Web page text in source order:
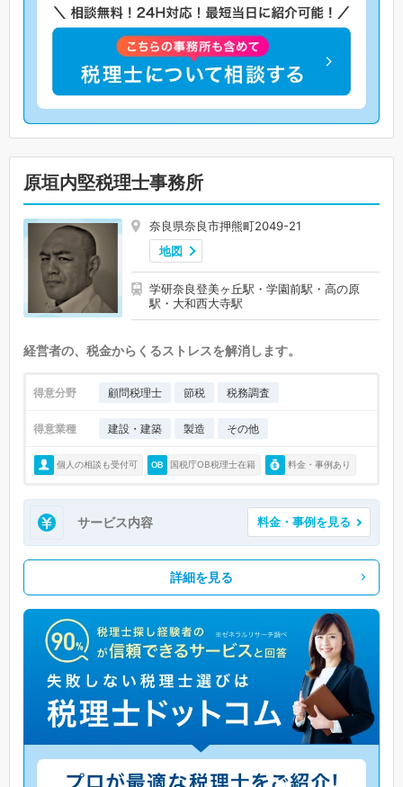
原垣内堅税理士事務所
奈良県奈良市押熊町2049-21
地図
学研奈良登美ヶ丘駅・学園前駅・高の原
駅・大和西大寺駅
経営者の、税金からくるストレスを解消します。
得意分野 顧問税理士 節税 税務調査
得意業種 建設・建築 製造 その他
個人の相談も受付可 国税庁OB税理士在籍 料金・事例あり
サービス内容 料金・事例を見る
詳細を見る